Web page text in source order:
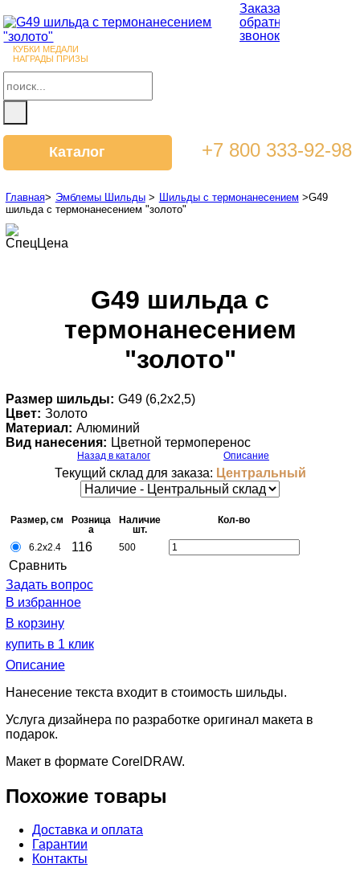
КУБКИ МЕДАЛИ
НАГРАДЫ ПРИЗЫ
Заказать
обратный
звонок
Каталог +7 800 333-92-98
Главная> Эмблемы Шильды> Шильды с термонанесением >G49
шильда с термонанесением "золото"
СпецЦена
G49 шильда с
термонанесением
"золото"
Размер шильды: G49 (6,2х2,5)
Цвет: Золото
Материал: Алюминий
Вид нанесения: Цветной термоперенос
Назад в каталог Описание
Текущий склад для заказа: Центральный
Размер, см
Розница
a
Наличие
шт.
Кол-во
6.2х2.4 116 500
Cравнить
Задать вопрос
В избранное
В корзину
купить в 1 клик
Описание
Нанесение текста входит в стоимость шильды.
Услуга дизайнера по разработке оригинал макета в
подарок.
Макет в формате CorelDRAW.
Похожие товары
Доставка и оплата
Гарантии
Контакты